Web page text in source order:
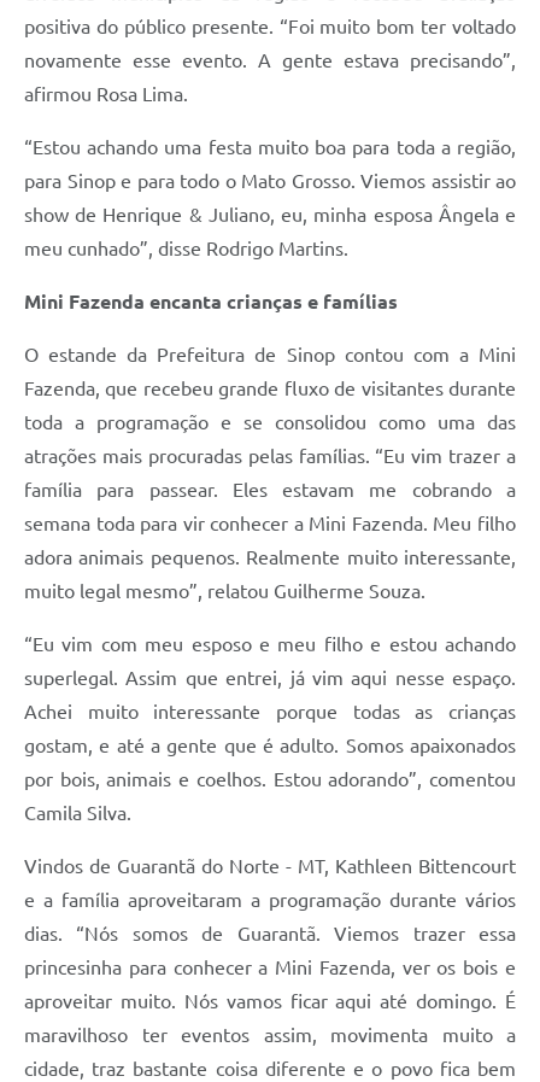
positiva do público presente. “Foi muito bom ter voltado
novamente esse evento. A gente estava precisando”,
afirmou Rosa Lima.
“Estou achando uma festa muito boa para toda a região,
para Sinop e para todo o Mato Grosso. Viemos assistir ao
show de Henrique & Juliano, eu, minha esposa Ângela e
meu cunhado”, disse Rodrigo Martins.
Mini Fazenda encanta crianças e famílias
O estande da Prefeitura de Sinop contou com a Mini
Fazenda, que recebeu grande fluxo de visitantes durante
toda a programação e se consolidou como uma das
atrações mais procuradas pelas famílias. “Eu vim trazer a
família para passear. Eles estavam me cobrando a
semana toda para vir conhecer a Mini Fazenda. Meu filho
adora animais pequenos. Realmente muito interessante,
muito legal mesmo”, relatou Guilherme Souza.
“Eu vim com meu esposo e meu filho e estou achando
superlegal. Assim que entrei, já vim aqui nesse espaço.
Achei muito interessante porque todas as crianças
gostam, e até a gente que é adulto. Somos apaixonados
por bois, animais e coelhos. Estou adorando”, comentou
Camila Silva.
Vindos de Guarantã do Norte - MT, Kathleen Bittencourt
e a família aproveitaram a programação durante vários
dias. “Nós somos de Guarantã. Viemos trazer essa
princesinha para conhecer a Mini Fazenda, ver os bois e
aproveitar muito. Nós vamos ficar aqui até domingo. É
maravilhoso ter eventos assim, movimenta muito a
cidade, traz bastante coisa diferente e o povo fica bem